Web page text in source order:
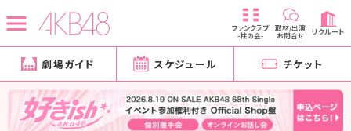
ファンクラブ
-柱の会-
取材/出演
お問合せ リクルート
劇場ガイド スケジュール チケット